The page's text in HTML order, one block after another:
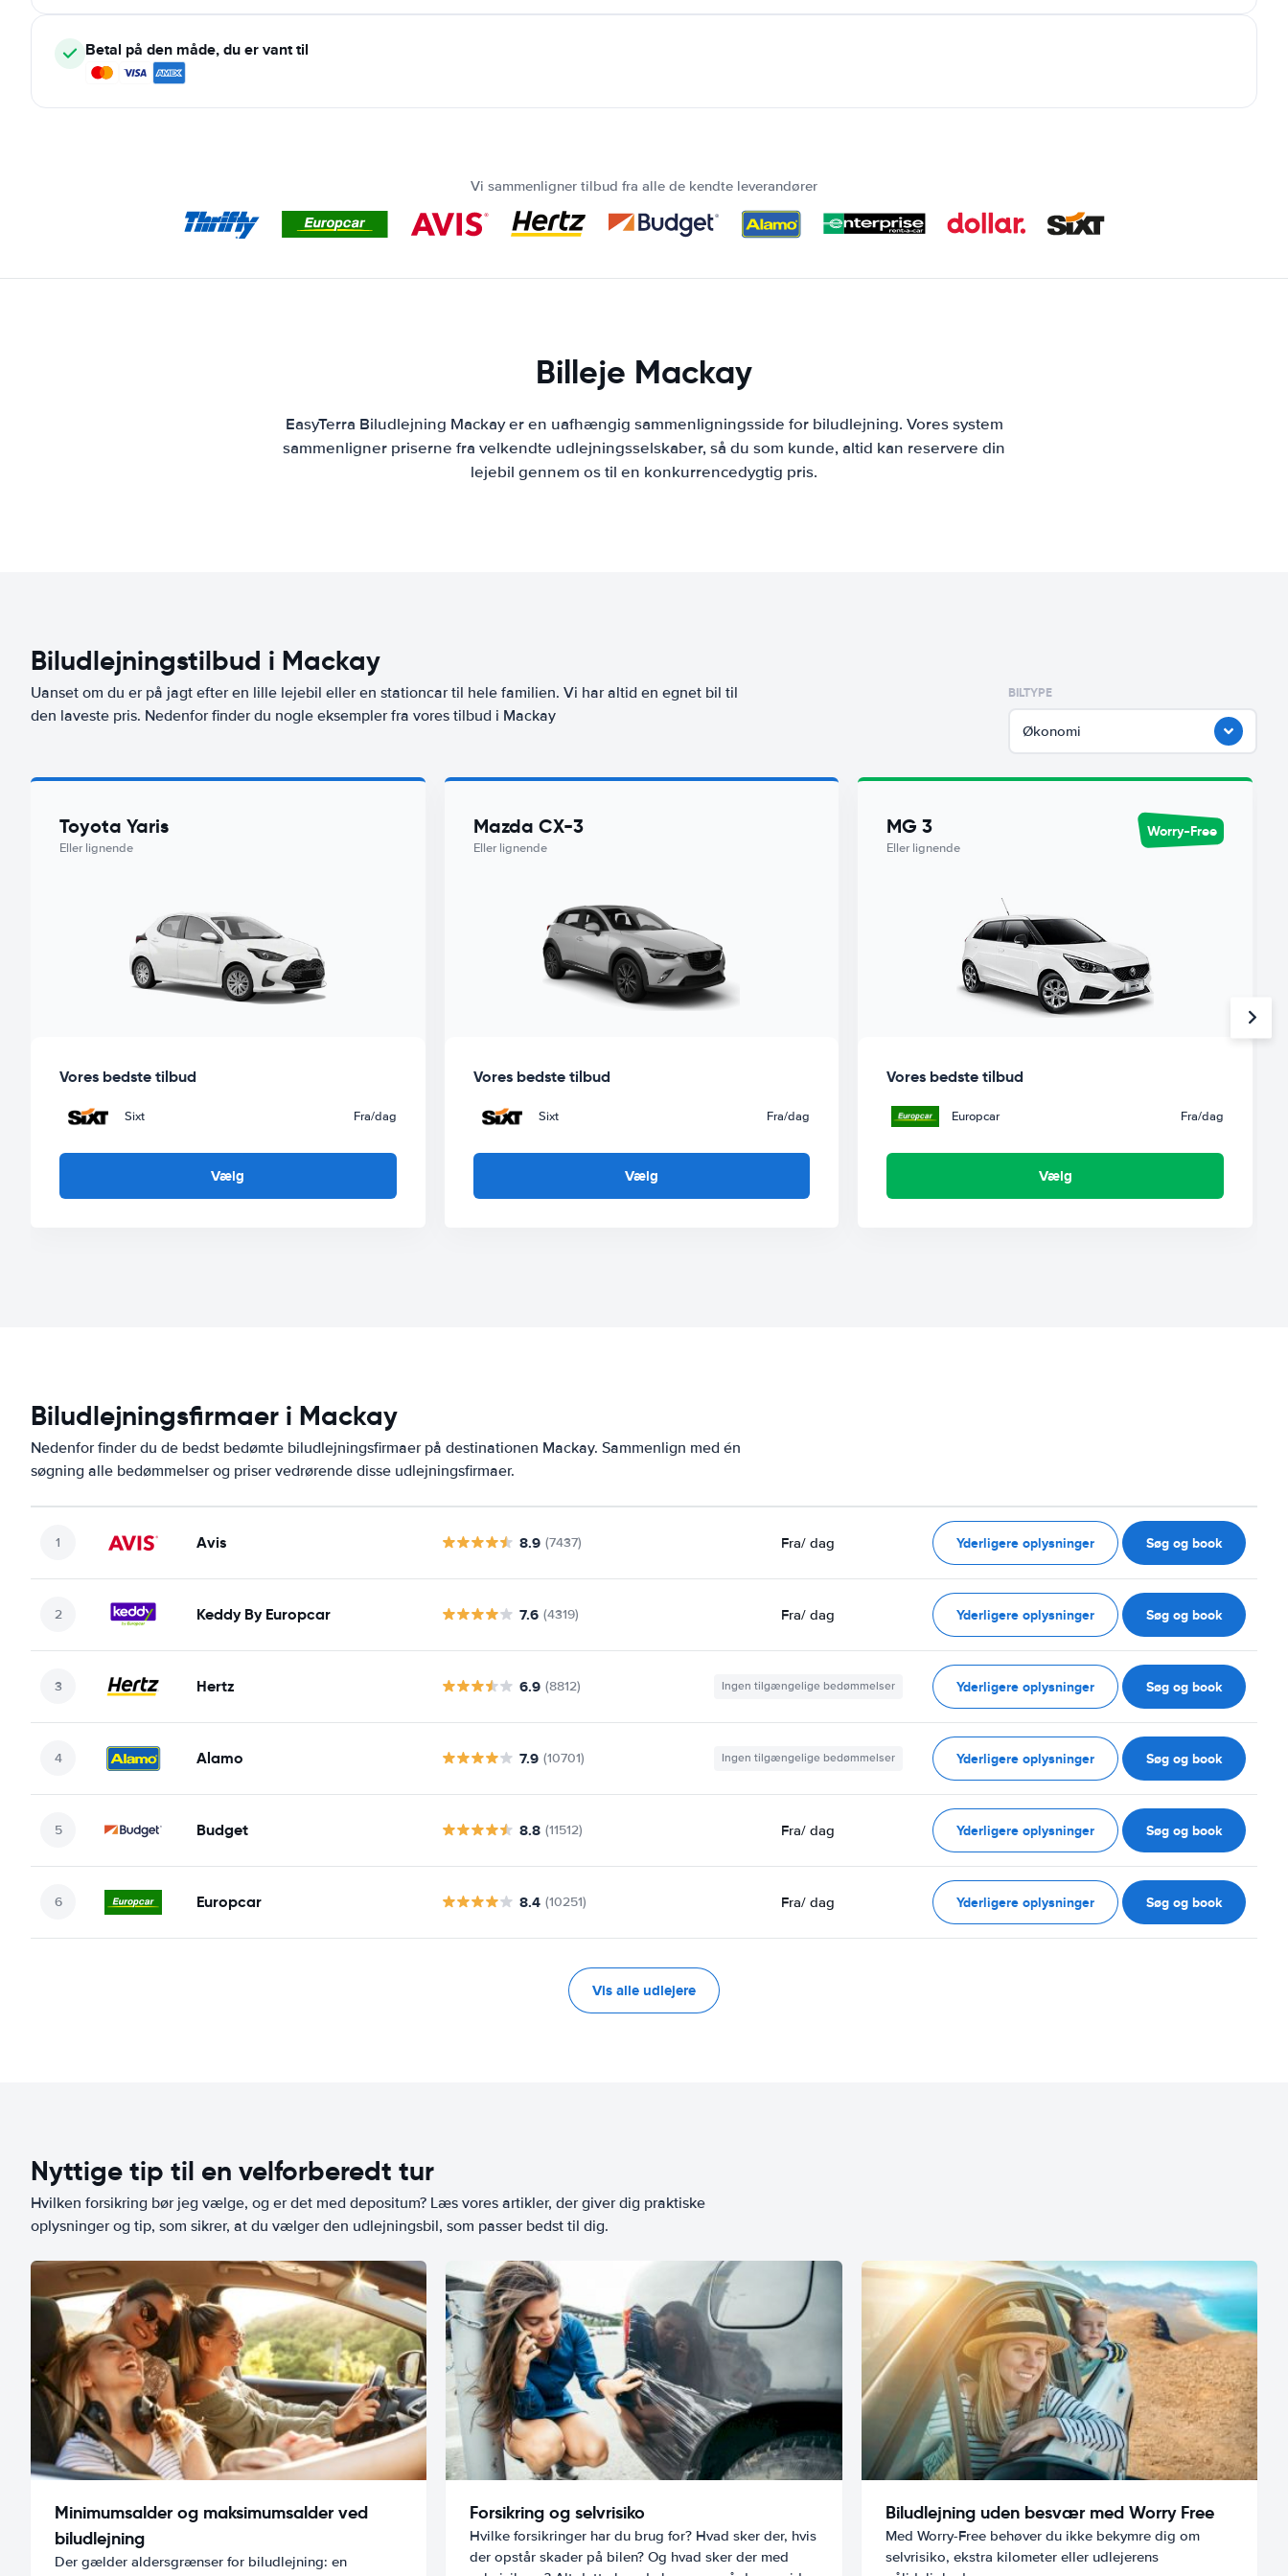
Betal på den måde, du er vant til
Vi sammenligner tilbud fra alle de kendte leverandører
Billeje Mackay
EasyTerra Biludlejning Mackay er en uafhængig sammenligningsside for biludlejning. Vores system
sammenligner priserne fra velkendte udlejningsselskaber, så du som kunde, altid kan reservere din
lejebil gennem os til en konkurrencedygtig pris.
Biludlejningstilbud i Mackay
Uanset om du er på jagt efter en lille lejebil eller en stationcar til hele familien. Vi har altid en egnet bil til
den laveste pris. Nedenfor finder du nogle eksempler fra vores tilbud i Mackay
BILTYPE
Økonomi
Toyota Yaris
Eller lignende
Vores bedste tilbud
Sixt Fra/dag
Vælg
Mazda CX-3
Eller lignende
Vores bedste tilbud
Sixt Fra/dag
Vælg
MG 3
Eller lignende
Worry-Free
Vores bedste tilbud
Europcar Fra/dag
Vælg
Biludlejningsfirmaer i Mackay
Nedenfor finder du de bedst bedømte biludlejningsfirmaer på destinationen Mackay. Sammenlign med én
søgning alle bedømmelser og priser vedrørende disse udlejningsfirmaer.
Avis 8.9 (7437) Fra/ dag Yderligere oplysninger Søg og book
Keddy By Europcar 7.6 (4319) Fra/ dag Yderligere oplysninger Søg og book
Hertz 6.9 (8812) Ingen tilgængelige bedømmelser Yderligere oplysninger Søg og book
Alamo 7.9 (10701) Ingen tilgængelige bedømmelser Yderligere oplysninger Søg og book
Budget 8.8 (11512) Fra/ dag Yderligere oplysninger Søg og book
Europcar 8.4 (10251) Fra/ dag Yderligere oplysninger Søg og book
Vis alle udlejere
Nyttige tip til en velforberedt tur
Hvilken forsikring bør jeg vælge, og er det med depositum? Læs vores artikler, der giver dig praktiske
oplysninger og tip, som sikrer, at du vælger den udlejningsbil, som passer bedst til dig.
Minimumsalder og maksimumsalder ved
biludlejning
Der gælder aldersgrænser for biludlejning: en
Forsikring og selvrisiko
Hvilke forsikringer har du brug for? Hvad sker der, hvis
der opstår skader på bilen? Og hvad sker der med
Biludlejning uden besvær med Worry Free
Med Worry-Free behøver du ikke bekymre dig om
selvrisiko, ekstra kilometer eller udlejerens